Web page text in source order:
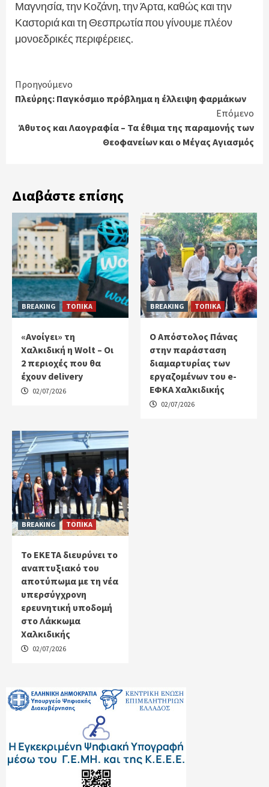
Μαγνησία, την Κοζάνη, την Άρτα, καθώς και την
Καστοριά και τη Θεσπρωτία που γίνουμε πλέον
μονοεδρικές περιφέρειες.
Continue
Reading
Προηγούμενο
Πλεύρης: Παγκόσμιο πρόβλημα η έλλειψη φαρμάκων
Επόμενο
Άθυτος και Λαογραφία – Τα έθιμα της παραμονής των
Θεοφανείων και ο Μέγας Αγιασμός
Διαβάστε επίσης
BREAKING ΤΟΠΙΚΑ
«Ανοίγει» τη
Χαλκιδική η Wolt – Οι
2 περιοχές που θα
έχουν delivery
02/07/2026
BREAKING ΤΟΠΙΚΑ
Ο Απόστολος Πάνας
στην παράσταση
διαμαρτυρίας των
εργαζομένων του e-
ΕΦΚΑ Χαλκιδικής
02/07/2026
BREAKING ΤΟΠΙΚΑ
Το ΕΚΕΤΑ διευρύνει το
αναπτυξιακό του
αποτύπωμα με τη νέα
υπερσύγχρονη
ερευνητική υποδομή
στο Λάκκωμα
Χαλκιδικής
02/07/2026